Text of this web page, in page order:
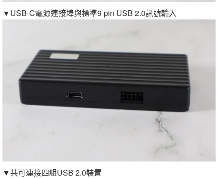
▼USB-C電源連接埠與標準9 pin USB 2.0訊號輸入
▼共可連接四組USB 2.0裝置